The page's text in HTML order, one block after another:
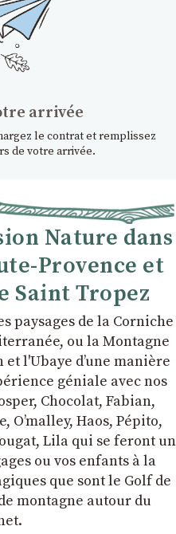
arrivée
le contrat et remplissez
de votre arrivée.
Nature dans
Provence et
Saint Tropez
paysages de la Corniche
ou la Montagne
l'Ubaye dʼune manière
géniale avec nos
Chocolat, Fabian,
Oʼmalley, Haos, Pépito,
Lila qui se feront un
ou vos enfants à la
que sont le Golf de
montagne autour du